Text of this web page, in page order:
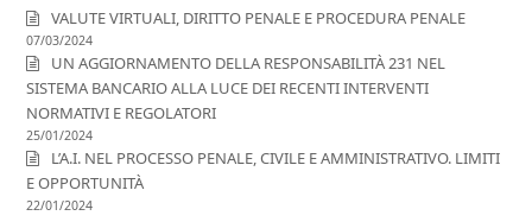
VALUTE VIRTUALI, DIRITTO PENALE E PROCEDURA PENALE
07/03/2024
UN AGGIORNAMENTO DELLA RESPONSABILITÀ 231 NEL
SISTEMA BANCARIO ALLA LUCE DEI RECENTI INTERVENTI
NORMATIVI E REGOLATORI
25/01/2024
L’A.I. NEL PROCESSO PENALE, CIVILE E AMMINISTRATIVO. LIMITI
E OPPORTUNITÀ
22/01/2024